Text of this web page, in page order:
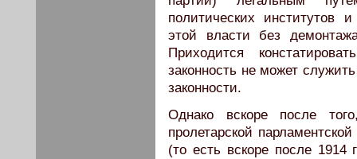
политических институтов
этой власти без
Приходится
законность не может
законности.
Однако вскоре после
пролетарской
(то есть вскоре после